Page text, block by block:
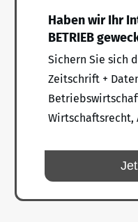
Haben wir Ihr
BETRIEB
Sichern Sie sich
Zeitschrift +
Wirtschaftsrecht,